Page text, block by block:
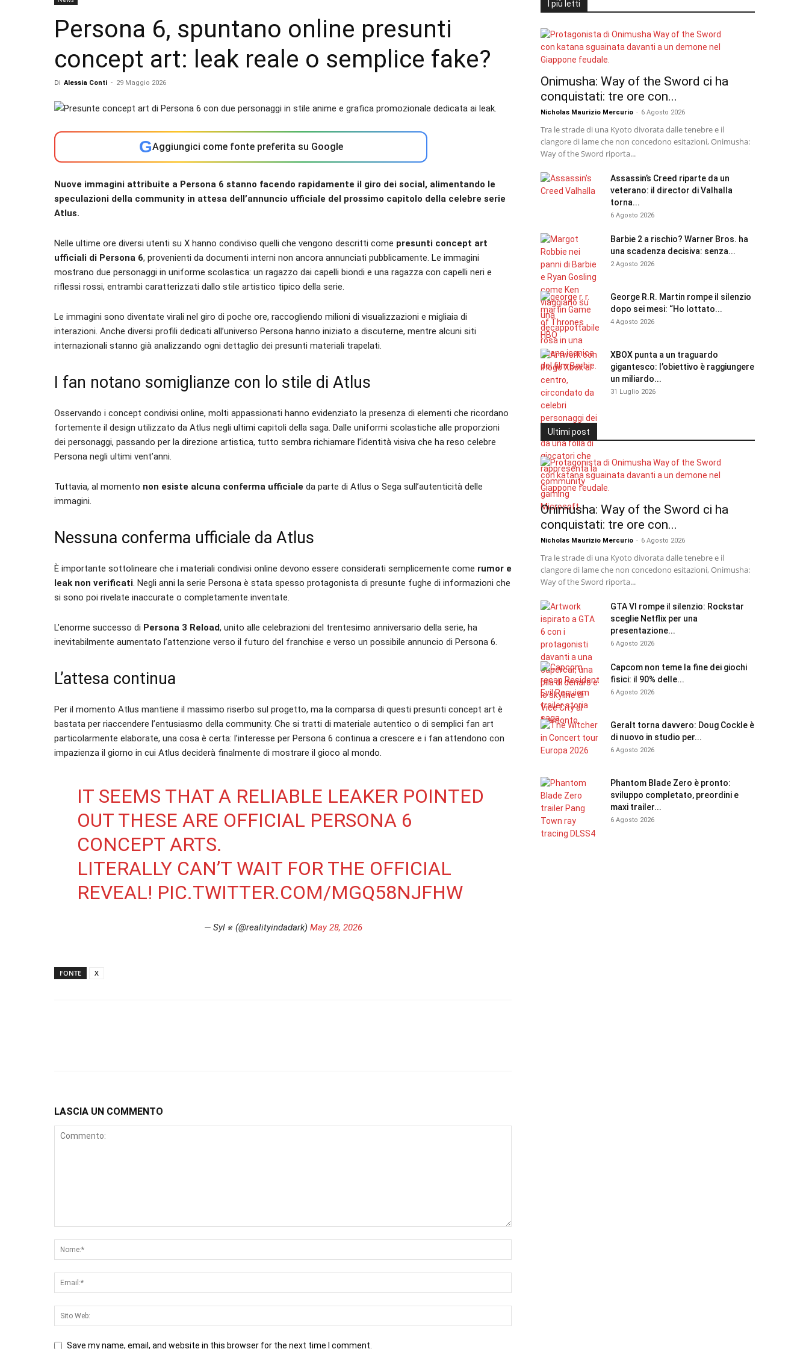
Persona 6, spuntano online presunti
concept art: leak reale o semplice fake?
Di Alessia Conti - 29 Maggio 2026
GAggiungici come fonte preferita su Google
Nuove immagini attribuite a Persona 6 stanno facendo rapidamente il giro dei social, alimentando le
speculazioni della community in attesa dell’annuncio ufficiale del prossimo capitolo della celebre serie
Atlus.
Nelle ultime ore diversi utenti su X hanno condiviso quelli che vengono descritti come presunti concept art
ufficiali di Persona 6, provenienti da documenti interni non ancora annunciati pubblicamente. Le immagini
mostrano due personaggi in uniforme scolastica: un ragazzo dai capelli biondi e una ragazza con capelli neri e
riflessi rossi, entrambi caratterizzati dallo stile artistico tipico della serie.
Le immagini sono diventate virali nel giro di poche ore, raccogliendo milioni di visualizzazioni e migliaia di
interazioni. Anche diversi profili dedicati all’universo Persona hanno iniziato a discuterne, mentre alcuni siti
internazionali stanno già analizzando ogni dettaglio dei presunti materiali trapelati.
I fan notano somiglianze con lo stile di Atlus
Osservando i concept condivisi online, molti appassionati hanno evidenziato la presenza di elementi che ricordano
fortemente il design utilizzato da Atlus negli ultimi capitoli della saga. Dalle uniformi scolastiche alle proporzioni
dei personaggi, passando per la direzione artistica, tutto sembra richiamare l’identità visiva che ha reso celebre
Persona negli ultimi vent’anni.
Tuttavia, al momento non esiste alcuna conferma ufficiale da parte di Atlus o Sega sull’autenticità delle
immagini.
Nessuna conferma ufficiale da Atlus
È importante sottolineare che i materiali condivisi online devono essere considerati semplicemente come rumor e
leak non verificati. Negli anni la serie Persona è stata spesso protagonista di presunte fughe di informazioni che
si sono poi rivelate inaccurate o completamente inventate.
L’enorme successo di Persona 3 Reload, unito alle celebrazioni del trentesimo anniversario della serie, ha
inevitabilmente aumentato l’attenzione verso il futuro del franchise e verso un possibile annuncio di Persona 6.
L’attesa continua
Per il momento Atlus mantiene il massimo riserbo sul progetto, ma la comparsa di questi presunti concept art è
bastata per riaccendere l’entusiasmo della community. Che si tratti di materiale autentico o di semplici fan art
particolarmente elaborate, una cosa è certa: l’interesse per Persona 6 continua a crescere e i fan attendono con
impazienza il giorno in cui Atlus deciderà finalmente di mostrare il gioco al mondo.
IT SEEMS THAT A RELIABLE LEAKER POINTED
OUT THESE ARE OFFICIAL PERSONA 6
CONCEPT ARTS.
LITERALLY CAN’T WAIT FOR THE OFFICIAL
REVEAL! PIC.TWITTER.COM/MGQ58NJFHW
— Syl ※ (@realityindadark) May 28, 2026
FONTE X
LASCIA UN COMMENTO
Save my name, email, and website in this browser for the next time I comment.
I più letti
Onimusha: Way of the Sword ci ha
conquistati: tre ore con...
Nicholas Maurizio Mercurio - 6 Agosto 2026
Tra le strade di una Kyoto divorata dalle tenebre e il
clangore di lame che non concedono esitazioni, Onimusha:
Way of the Sword riporta...
Assassin’s Creed riparte da un
veterano: il director di Valhalla
torna...
6 Agosto 2026
Barbie 2 a rischio? Warner Bros. ha
una scadenza decisiva: senza...
2 Agosto 2026
George R.R. Martin rompe il silenzio
dopo sei mesi: “Ho lottato...
4 Agosto 2026
XBOX punta a un traguardo
gigantesco: l’obiettivo è raggiungere
un miliardo...
31 Luglio 2026
Ultimi post
Onimusha: Way of the Sword ci ha
conquistati: tre ore con...
Nicholas Maurizio Mercurio - 6 Agosto 2026
Tra le strade di una Kyoto divorata dalle tenebre e il
clangore di lame che non concedono esitazioni, Onimusha:
Way of the Sword riporta...
GTA VI rompe il silenzio: Rockstar
sceglie Netflix per una
presentazione...
6 Agosto 2026
Capcom non teme la fine dei giochi
fisici: il 90% delle...
6 Agosto 2026
Geralt torna davvero: Doug Cockle è
di nuovo in studio per...
6 Agosto 2026
Phantom Blade Zero è pronto:
sviluppo completato, preordini e
maxi trailer...
6 Agosto 2026